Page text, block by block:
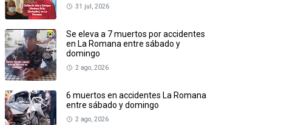
31 jul, 2026
Se eleva a 7 muertos por accidentes
en La Romana entre sábado y
domingo
2 ago, 2026
6 muertos en accidentes La Romana
entre sábado y domingo
2 ago, 2026